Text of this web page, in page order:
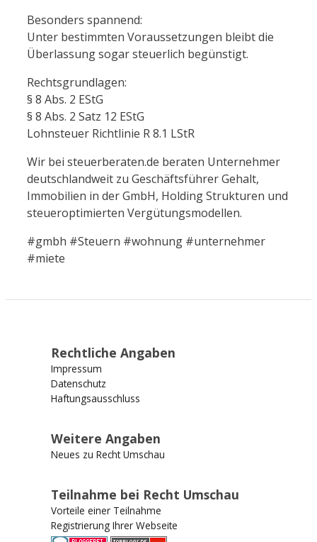
Besonders spannend:
Unter bestimmten Voraussetzungen bleibt die
Überlassung sogar steuerlich begünstigt.
Rechtsgrundlagen:
§ 8 Abs. 2 EStG
§ 8 Abs. 2 Satz 12 EStG
Lohnsteuer Richtlinie R 8.1 LStR
Wir bei steuerberaten.de beraten Unternehmer
deutschlandweit zu Geschäftsführer Gehalt,
Immobilien in der GmbH, Holding Strukturen und
steueroptimierten Vergütungsmodellen.
#gmbh #Steuern #wohnung #unternehmer
#miete
Rechtliche Angaben
Impressum
Datenschutz
Haftungsausschluss
Weitere Angaben
Neues zu Recht Umschau
Teilnahme bei Recht Umschau
Vorteile einer Teilnahme
Registrierung Ihrer Webseite